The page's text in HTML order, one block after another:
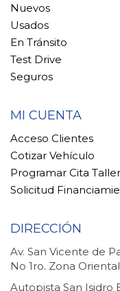
Nuevos
Usados
En Tránsito
Test Drive
Seguros
MI CUENTA
Acceso Clientes
Cotizar Vehículo
Programar Cita Taller
Solicitud
DIRECCIÓN
Av. San Vicente de
No 1ro. Zona
Autopista San Isidro